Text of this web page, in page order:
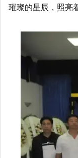
璀璨的星辰，照亮